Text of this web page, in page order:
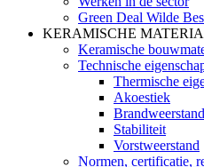
Green Deal Wilde
KERAMISCHE
Keramische
Technische
Thermische
Akoestiek
Brandweerstand
Stabiliteit
Vorstweerstand
Normen, certificatie,